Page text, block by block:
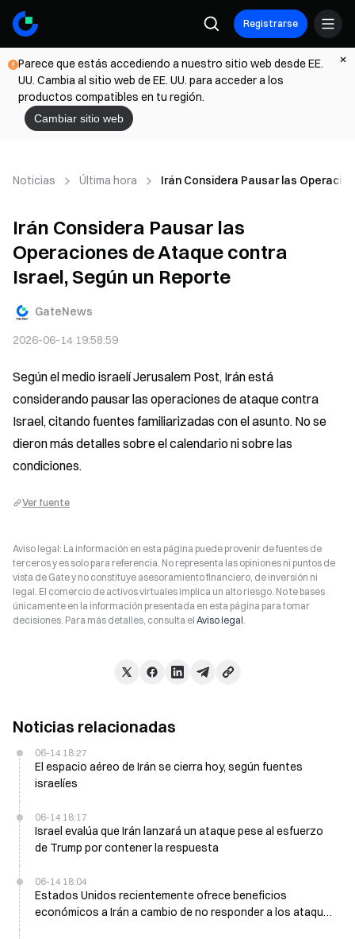
Registrarse
Parece que estás accediendo a nuestro sitio web desde EE.
UU. Cambia al sitio web de EE. UU. para acceder a los
productos compatibles en tu región.
Cambiar sitio web
Noticias Última hora Irán Considera Pausar las
Irán Considera Pausar las
Operaciones de Ataque contra
Israel, Según un Reporte
GateNews
2026-06-14 19:58:59
Según el medio israelí Jerusalem Post, Irán está
considerando pausar las operaciones de ataque contra
Israel, citando fuentes familiarizadas con el asunto. No se
dieron más detalles sobre el calendario ni sobre las
condiciones.
Ver fuente
Aviso legal: La información en esta página puede provenir de fuentes de
terceros y es solo para referencia. No representa las opiniones ni puntos de
vista de Gate y no constituye asesoramiento financiero, de inversión ni
legal. El comercio de activos virtuales implica un alto riesgo. No te bases
únicamente en la información presentada en esta página para tomar
decisiones. Para más detalles, consulta el Aviso legal.
Noticias relacionadas
06-14 18:27
El espacio aéreo de Irán se cierra hoy, según fuentes
israelíes
06-14 18:17
Israel evalúa que Irán lanzará un ataque pese al esfuerzo
de Trump por contener la respuesta
06-14 18:04
Estados Unidos recientemente ofrece beneficios
económicos a Irán a cambio de no responder a los ataques